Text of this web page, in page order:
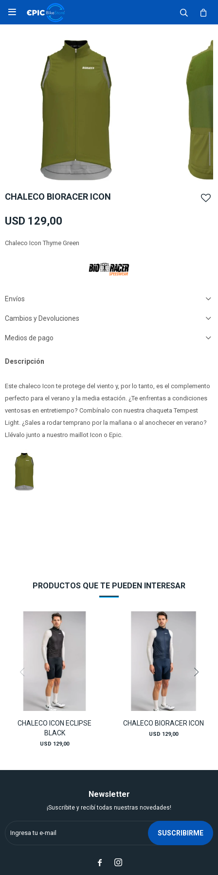

CHALECO BIORACER ICON
USD 129,00
Chaleco Icon Thyme Green
Envíos
Cambios y Devoluciones
Medios de pago
Descripción
Este chaleco Icon te protege del viento y, por lo tanto, es el complemento
perfecto para el verano y la media estación. ¿Te enfrentas a condiciones
ventosas en entretiempo? Combínalo con nuestra chaqueta Tempest
Light. ¿Sales a rodar temprano por la mañana o al anochecer en verano?
Llévalo junto a nuestro maillot Icon o Epic.
PRODUCTOS QUE TE PUEDEN INTERESAR
CHALECO ICON ECLIPSE
BLACK
USD 129,00
CHALECO BIORACER ICON
USD 129,00
Newsletter
¡Suscribite y recibí todas nuestras novedades!
SUSCRIBIRME
 